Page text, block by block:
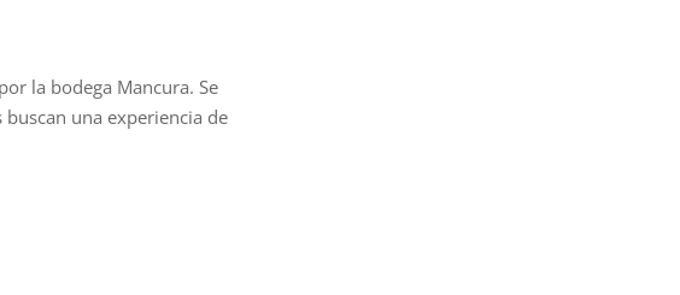
la bodega Mancura. Se
una experiencia de